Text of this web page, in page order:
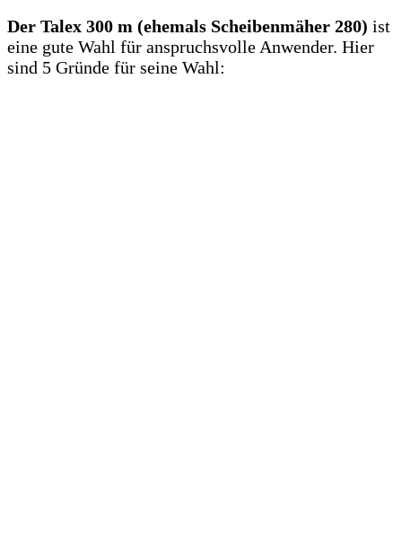
Der Talex 300 m (ehemals Scheibenmäher 280) ist
eine gute Wahl für anspruchsvolle Anwender. Hier
sind 5 Gründe für seine Wahl: